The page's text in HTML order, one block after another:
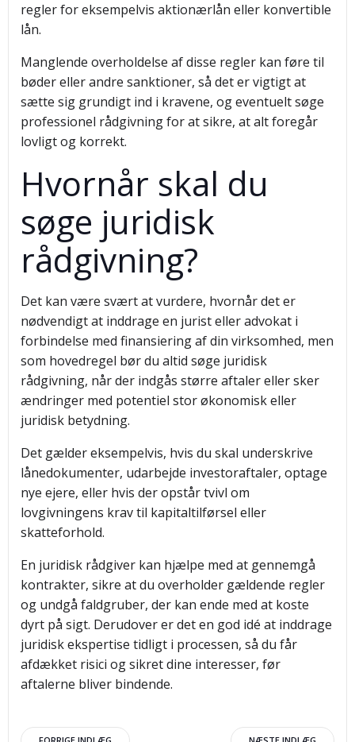
regler for eksempelvis aktionærlån eller konvertible
lån.
Manglende overholdelse af disse regler kan føre til
bøder eller andre sanktioner, så det er vigtigt at
sætte sig grundigt ind i kravene, og eventuelt søge
professionel rådgivning for at sikre, at alt foregår
lovligt og korrekt.
Hvornår skal du
søge juridisk
rådgivning?
Det kan være svært at vurdere, hvornår det er
nødvendigt at inddrage en jurist eller advokat i
forbindelse med finansiering af din virksomhed, men
som hovedregel bør du altid søge juridisk
rådgivning, når der indgås større aftaler eller sker
ændringer med potentiel stor økonomisk eller
juridisk betydning.
Det gælder eksempelvis, hvis du skal underskrive
lånedokumenter, udarbejde investoraftaler, optage
nye ejere, eller hvis der opstår tvivl om
lovgivningens krav til kapitaltilførsel eller
skatteforhold.
En juridisk rådgiver kan hjælpe med at gennemgå
kontrakter, sikre at du overholder gældende regler
og undgå faldgruber, der kan ende med at koste
dyrt på sigt. Derudover er det en god idé at inddrage
juridisk ekspertise tidligt i processen, så du får
afdækket risici og sikret dine interesser, før
aftalerne bliver bindende.